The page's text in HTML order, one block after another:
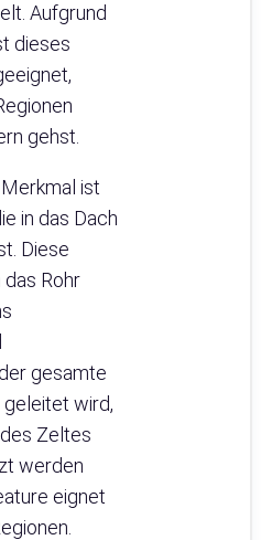
Aufgrund
dieses
gehst.
ist
in das Dach
Diese
das Rohr
gesamte
geleitet wird,
Zeltes
werden
eignet